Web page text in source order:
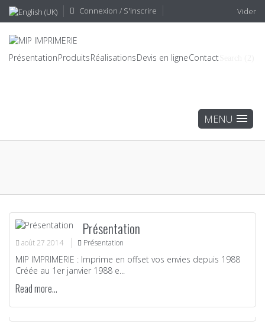
Connexion / S'inscrire Vider
PrésentationProduitsRéalisationsDevis en ligneContact
Présentation
août 27 2014 Présentation
MIP IMPRIMERIE : Imprime en offset vos envies depuis 1988
Créée au 1er janvier 1988 e...
Read more...